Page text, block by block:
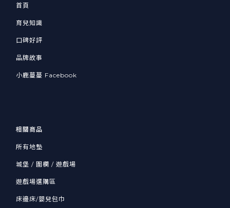
首頁
育兒知識
口碑好評
品牌故事
小鹿蔓蔓 Facebook
相關商品
所有地墊
城堡 / 圍欄 / 遊戲場
遊戲場選購區
床邊床/嬰兒包巾